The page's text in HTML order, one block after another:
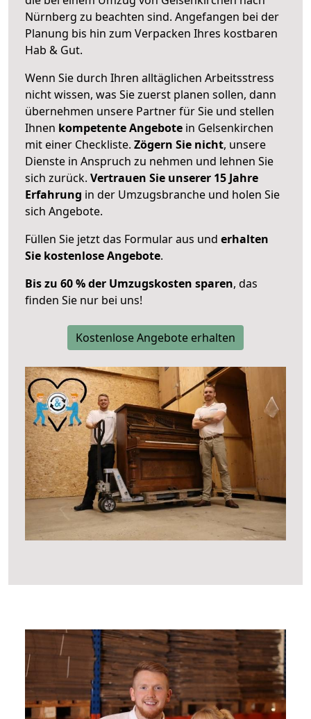
Nürnberg zu beachten sind. Angefangen bei der
Planung bis hin zum Verpacken Ihres kostbaren
Hab & Gut.
Wenn Sie durch Ihren alltäglichen Arbeitsstress
nicht wissen, was Sie zuerst planen sollen, dann
übernehmen unsere Partner für Sie und stellen
Ihnen kompetente Angebote in Gelsenkirchen
mit einer Checkliste. Zögern Sie nicht, unsere
Dienste in Anspruch zu nehmen und lehnen Sie
sich zurück. Vertrauen Sie unserer 15 Jahre
Erfahrung in der Umzugsbranche und holen Sie
sich Angebote.
Füllen Sie jetzt das Formular aus und erhalten
Sie kostenlose Angebote.
Bis zu 60 % der Umzugskosten sparen, das
finden Sie nur bei uns!
Kostenlose Angebote erhalten